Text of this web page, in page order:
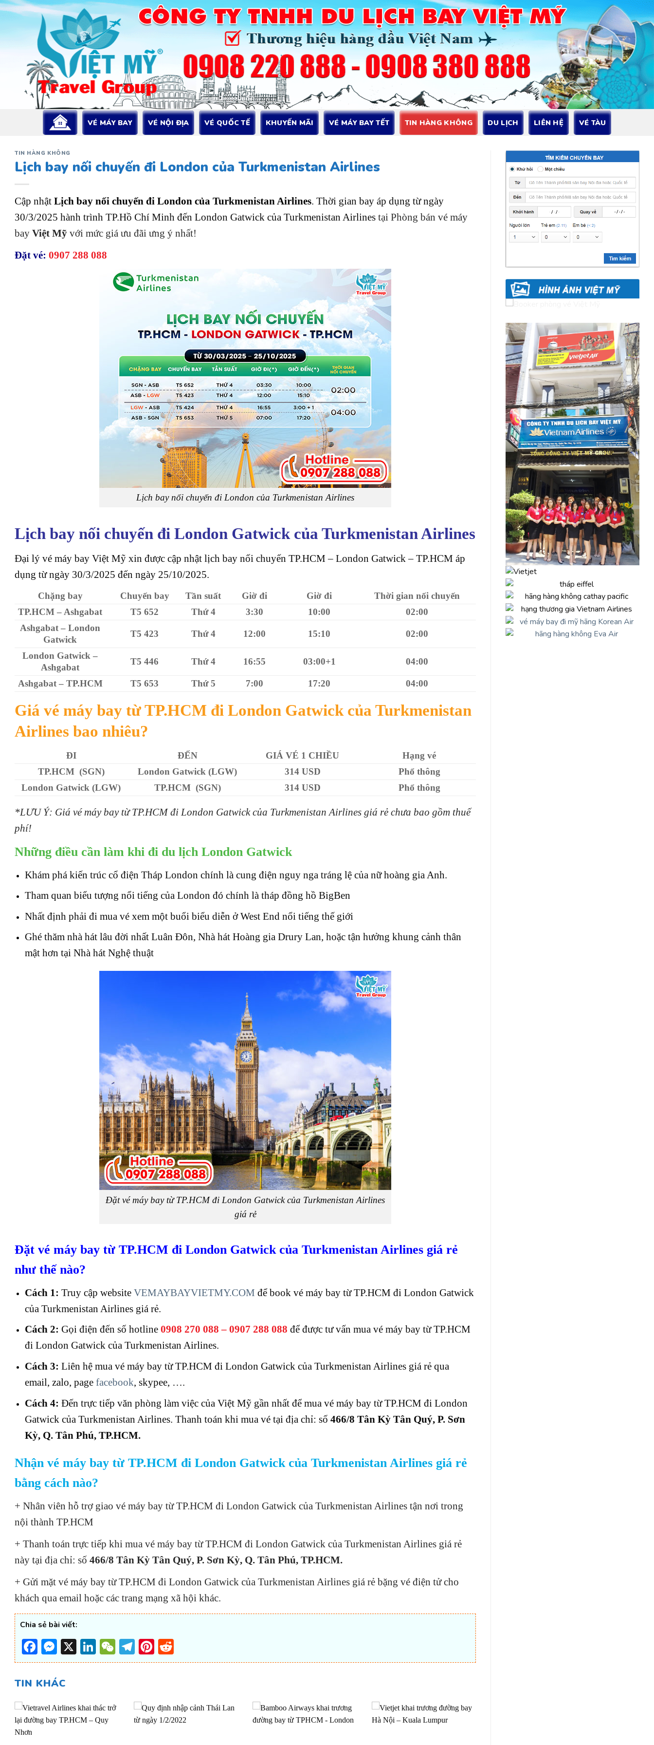
Bỏ
dung
VÉ MÁY BAY VÉ NỘI ĐỊA VÉ QUỐC TẾ KHUYẾN MÃI VÉ MÁY BAY TẾT TIN HÀNG KHÔNG DU LỊCH LIÊN HỆ VÉ TÀU
TIN HÀNG KHÔNG
Lịch bay nối chuyến đi London của Turkmenistan Airlines
Cập nhật Lịch bay nối chuyến đi London của Turkmenistan Airlines . Thời gian bay áp dụng từ ngày
30/3/2025 hành trình TP.Hồ Chí Minh đến London Gatwick của Turkmenistan Airlines tại Phòng bán vé máy
bay Việt Mỹ với mức giá ưu đãi ưng ý nhất!
Đặt vé: 0907 288 088
Lịch bay nối chuyến đi London của Turkmenistan Airlines
Lịch bay nối chuyến đi London Gatwick của Turkmenistan Airlines
Đại lý vé máy bay Việt Mỹ xin được cập nhật lịch bay nối chuyến TP.HCM – London Gatwick – TP.HCM áp
dụng từ ngày 30/3/2025 đến ngày 25/10/2025.
Chặng bay Chuyến bay Tần suất Giờ đi Giờ đi
Thời gian nối chuyến
TP.HCM – Ashgabat
T5 652 Thứ 4 3:30 10:00
02:00
Ashgabat – London
Gatwick
T5 423 Thứ 4 12:00 15:10 02:00
London Gatwick –
Ashgabat
T5 446 Thứ 4 16:55 03:00+1 04:00
Ashgabat – TP.HCM T5 653 Thứ 5 7:00 17:20 04:00
Giá vé máy bay từ TP.HCM đi London Gatwick của Turkmenistan
Airlines bao nhiêu?
ĐI ĐẾN GIÁ VÉ 1 CHIỀU
Hạng vé
TP.HCM (SGN)
London Gatwick (LGW) 314 USD
Phổ thông
London Gatwick (LGW)
TP.HCM (SGN) 314 USD Phổ thông
*LƯU Ý: Giá vé máy bay từ TP.HCM đi London Gatwick của Turkmenistan Airlines giá rẻ chưa bao gồm thuế
phí!
Những điều cần làm khi đi du lịch London Gatwick
Khám phá kiến trúc cổ điện Tháp London chính là cung điện nguy nga tráng lệ của nữ hoàng gia Anh.
Tham quan biểu tượng nổi tiếng của London đó chính là tháp đồng hồ BigBen
Nhất định phải đi mua vé xem một buổi biểu diễn ở West End nổi tiếng thế giới
Ghé thăm nhà hát lâu đời nhất Luân Đôn, Nhà hát Hoàng gia Drury Lan, hoặc tận hưởng khung cảnh thân
mật hơn tại Nhà hát Nghệ thuật
Đặt vé máy bay từ TP.HCM đi London Gatwick của Turkmenistan Airlines
giá rẻ
Đặt vé máy bay từ TP.HCM đi London Gatwick của Turkmenistan Airlines giá rẻ
như thế nào?
Cách 1: Truy cập websiteVEMAYBAYVIETMY.COM để book vé máy bay từ TP.HCM đi London Gatwick
của Turkmenistan Airlines giá rẻ.
Cách 2: Gọi điện đến số hotline 0908 270 088 – 0907 288 088 để được tư vấn mua vé máy bay từ TP.HCM
đi London Gatwick của Turkmenistan Airlines.
Cách 3: Liên hệ mua vé máy bay từ TP.HCM đi London Gatwick của Turkmenistan Airlines giá rẻ qua
email, zalo, page facebook, skypee, ….
Cách 4: Đến trực tiếp văn phòng làm việc của Việt Mỹ gần nhất để mua vé máy bay từ TP.HCM đi London
Gatwick của Turkmenistan Airlines. Thanh toán khi mua vé tại địa chỉ: số 466/8 Tân Kỳ Tân Quý, P. Sơn
Kỳ, Q. Tân Phú, TP.HCM.
Nhận vé máy bay từ TP.HCM đi London Gatwick của Turkmenistan Airlines giá rẻ
bằng cách nào?
+ Nhân viên hỗ trợ giao vé máy bay từ TP.HCM đi London Gatwick của Turkmenistan Airlines tận nơi trong
nội thành TP.HCM
+ Thanh toán trực tiếp khi mua vé máy bay từ TP.HCM đi London Gatwick của Turkmenistan Airlines giá rẻ
này tại địa chỉ: số 466/8 Tân Kỳ Tân Quý, P. Sơn Kỳ, Q. Tân Phú, TP.HCM.
+ Gửi mặt vé máy bay từ TP.HCM đi London Gatwick của Turkmenistan Airlines giá rẻ bặng vé điện tử cho
khách qua email hoặc các trang mạng xã hội khác.
Chia sẻ bài viết:
Facebook
Messenger
X LinkedIn
WeChat
Telegram
Pinterest
TIN KHÁC